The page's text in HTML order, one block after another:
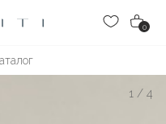
0
1 / 4